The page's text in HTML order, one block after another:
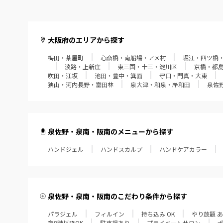
大阪府のエリアから探す
梅田・茶屋町 心斎橋・南船場・アメ村 堀江・四ツ橋
淡路・上新庄
東三国・十三・淀川区 京橋・都
吹田・江坂
池田・豊中・箕面 守口・門真・大東
狭山・河内長野・富田林
泉大津・和泉・岸和田 泉佐
泉佐野・泉南・阪南のメニューから探す
ハンドジェル ハンドスカルプ ハンドケアカラー
泉佐野・泉南・阪南のこだわり条件から探す
パラジェル フィルイン 持ち込み OK やり放題